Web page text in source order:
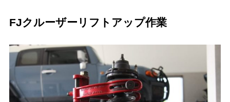
FJクルーザーリフトアップ作業